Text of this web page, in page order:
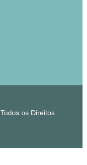
Todos os Direitos